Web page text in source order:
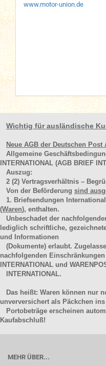
www.motor-union.de
Wichtig für ausländische
Neue AGB der Deutschen Post
Allgemeine
INTERNATIONAL (AGB BRIEF
Auszug:
2 (2) Vertragsverhältnis –
Von der Beförderung sind
1. Briefsendungen
(Waren), enthalten.
Unbeschadet der
lediglich schriftliche,
und Informationen
(Dokumente) erlaubt.
nachfolgenden
INTERNATIONAL und
INTERNATIONAL.
Das heißt: Waren können nur
unverversichert als Päckchen
Portobeträge erscheinen
Kaufabschluß!
MEHR ÜBER...